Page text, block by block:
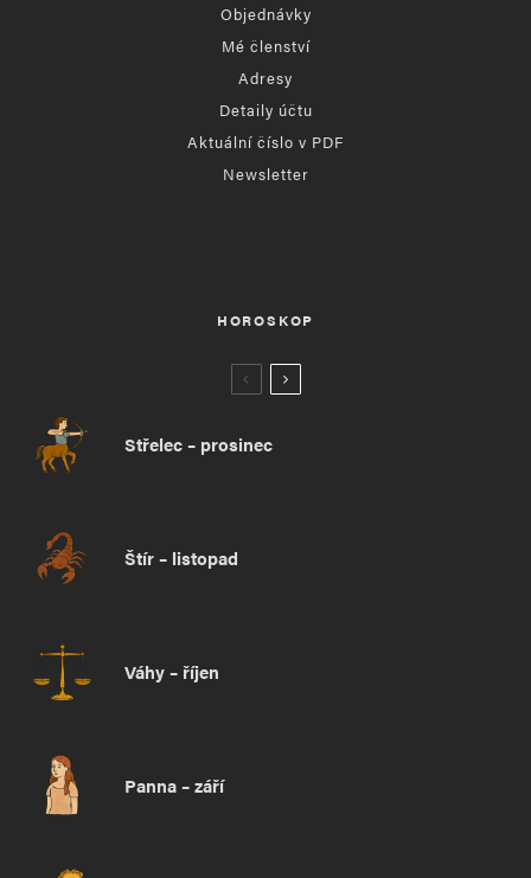
Objednávky
Mé členství
Adresy
Detaily účtu
Aktuální číslo v PDF
Newsletter
HOROSKOP
Střelec – prosinec
Štír – listopad
Váhy – říjen
Panna – září